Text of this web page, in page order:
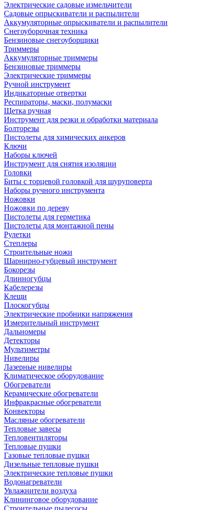
Электрические садовые измельчители
Садовые опрыскиватели и распылители
Аккумуляторные опрыскиватели и распылители
Снегоуборочная техника
Бензиновые снегоуборщики
Триммеры
Аккумуляторные триммеры
Бензиновые триммеры
Электрические триммеры
Ручной инструмент
Индикаторные отвертки
Респираторы, маски, полумаски
Щетка ручная
Инструмент для резки и обработки материала
Болторезы
Пистолеты для химических анкеров
Ключи
Наборы ключей
Инструмент для снятия изоляции
Головки
Биты с торцевой головкой для шуруповерта
Наборы ручного инструмента
Ножовки
Ножовки по дереву
Пистолеты для герметика
Пистолеты для монтажной пены
Рулетки
Степлеры
Строительные ножи
Шарнирно-губцевый инструмент
Бокорезы
Длинногубцы
Кабелерезы
Клещи
Плоскогубцы
Электрические пробники напряжения
Измерительный инструмент
Дальномеры
Детекторы
Мультиметры
Нивелиры
Лазерные нивелиры
Климатическое оборудование
Обогреватели
Керамические обогреватели
Инфракрасные обогреватели
Конвекторы
Масляные обогреватели
Тепловые завесы
Тепловентиляторы
Тепловые пушки
Газовые тепловые пушки
Дизельные тепловые пушки
Электрические тепловые пушки
Водонагреватели
Увлажнители воздуха
Клининговое оборудование
Строительные пылесосы